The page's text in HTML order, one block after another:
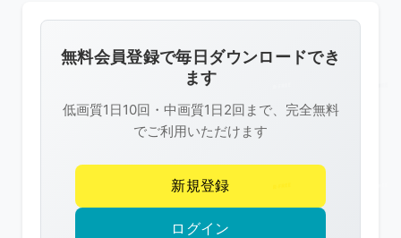
像
は
R-
FREE
作
権
無料会員登録で毎日ダウンロードでき
ます
低画質1日10回・中画質1日2回まで、完全無料
でご利用いただけます
新規登録
ログイン